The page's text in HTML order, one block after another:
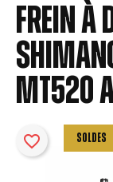
FREIN À
MT520
favorite_border SOLDES